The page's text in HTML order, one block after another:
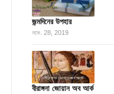
জন্মদিনের উপহার
নভে. 28, 2019
বীরাঙ্গনা জোয়ান অব আর্ক